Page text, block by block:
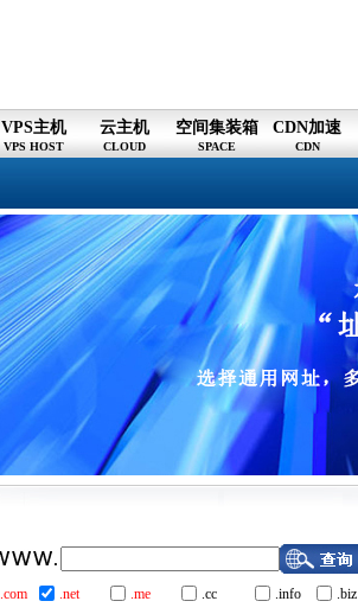
VPS主机
VPS HOST
云主机
CLOUD
空间集装箱
SPACE
CDN加速
CDN
.com .net .me .cc .info .biz